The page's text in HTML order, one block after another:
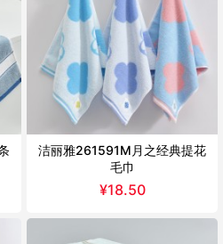
洁丽雅261591M月之经典提花
毛巾
¥18.50